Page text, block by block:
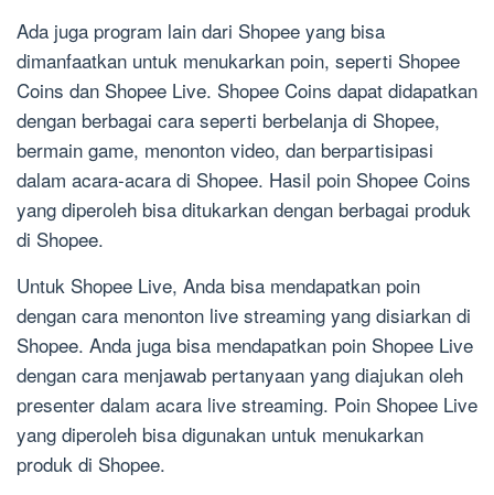
Ada juga program lain dari Shopee yang bisa
dimanfaatkan untuk menukarkan poin, seperti Shopee
Coins dan Shopee Live. Shopee Coins dapat didapatkan
dengan berbagai cara seperti berbelanja di Shopee,
bermain game, menonton video, dan berpartisipasi
dalam acara-acara di Shopee. Hasil poin Shopee Coins
yang diperoleh bisa ditukarkan dengan berbagai produk
di Shopee.
Untuk Shopee Live, Anda bisa mendapatkan poin
dengan cara menonton live streaming yang disiarkan di
Shopee. Anda juga bisa mendapatkan poin Shopee Live
dengan cara menjawab pertanyaan yang diajukan oleh
presenter dalam acara live streaming. Poin Shopee Live
yang diperoleh bisa digunakan untuk menukarkan
produk di Shopee.